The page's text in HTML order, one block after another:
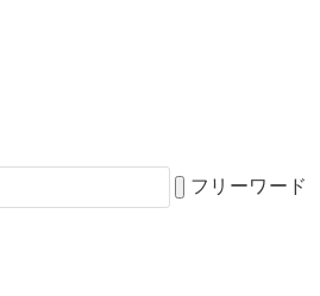
フリーワード